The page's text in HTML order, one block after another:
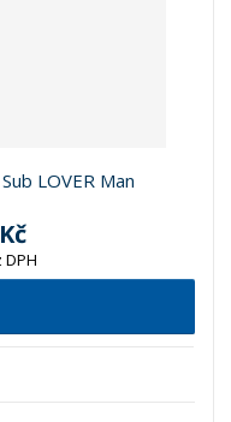
LOVER Man